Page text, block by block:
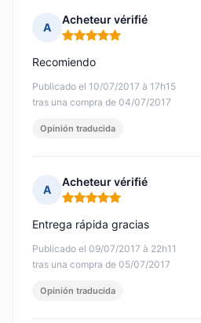
A
Acheteur vérifié
Nota: 5 de 5
Publicado el 10/07/2017 à 17h15
tras una compra de 04/07/2017
Recomiendo
Opinión traducida
A
Acheteur vérifié
Nota: 5 de 5
Publicado el 09/07/2017 à 22h11
tras una compra de 05/07/2017
Entrega rápida gracias
Opinión traducida